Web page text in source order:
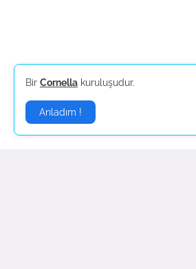
Bir Cornella kuruluşudur.
Anladım !